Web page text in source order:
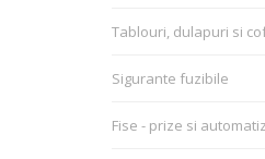
Tablouri, dulapuri si
Sigurante fuzibile
Fise - prize si